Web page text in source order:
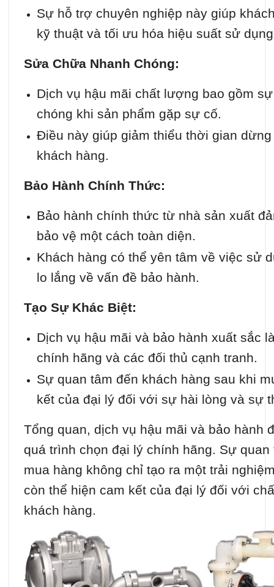
Sự hỗ trợ chuyên nghiệp này giúp
kỹ thuật và tối ưu hóa hiệu suất sử
Sửa Chữa Nhanh Chóng:
Dịch vụ hậu mãi chất lượng bao gồm
chóng khi sản phẩm gặp sự cố.
Điều này giúp giảm thiểu thời gian
khách hàng.
Bảo Hành Chính Thức:
Bảo hành chính thức từ nhà sản xuất
bảo vệ một cách toàn diện.
Khách hàng có thể yên tâm về việc sử
lo lắng về vấn đề bảo hành.
Tạo Sự Khác Biệt:
Dịch vụ hậu mãi và bảo hành xuất sắc
chính hãng và các đối thủ cạnh tranh.
Sự quan tâm đến khách hàng sau khi
kết của đại lý đối với sự hài lòng và sự
Tổng quan, dịch vụ hậu mãi và bảo hành
quá trình chọn đại lý chính hãng. Sự
mua hàng không chỉ tạo ra một trải
còn thể hiện cam kết của đại lý đối với
khách hàng.